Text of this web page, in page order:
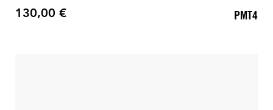
Precio
130,00 € PMT4